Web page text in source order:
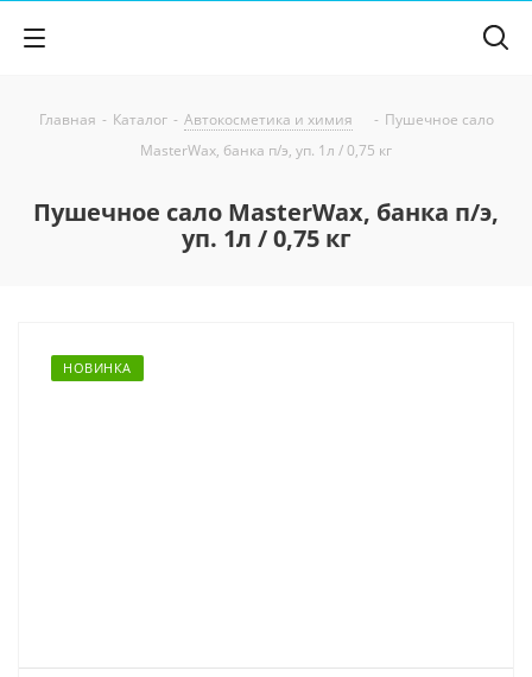
Главная - Каталог - Автокосметика и химия - Пушечное сало
MasterWax, банка п/э, уп. 1л / 0,75 кг
Пушечное сало MasterWax, банка п/э,
уп. 1л / 0,75 кг
НОВИНКА